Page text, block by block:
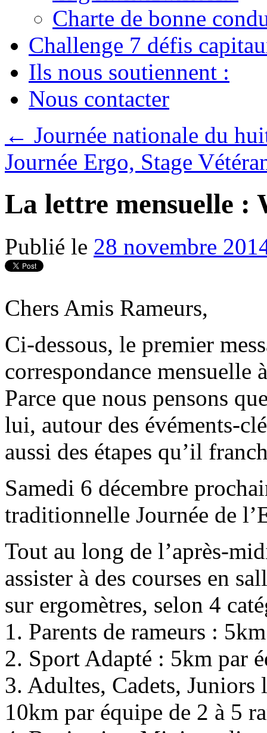
Charte de bonne
Challenge 7 défis
Ils nous soutiennent :
Nous contacter
← Journée nationale du
Journée Ergo, Stage
La lettre mensuelle :
Publié le 28 novembre
Chers Amis Rameurs,
Ci-dessous, le premier
correspondance mensuelle
Parce que nous pensons
lui, autour des évéments-
aussi des étapes qu’il
Samedi 6 décembre
traditionnelle Journée de
Tout au long de l’après-
assister à des courses en
sur ergomètres, selon 4
1. Parents de rameurs :
2. Sport Adapté : 5km par
3. Adultes, Cadets,
10km par équipe de 2 à 5